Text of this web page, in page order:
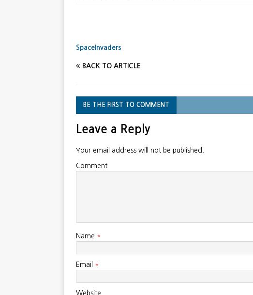
SpaceInvaders
BACK TO ARTICLE
BE THE FIRST TO COMMENT
Leave a Reply
Your email address will not be published.
Comment
Name *
Email *
Website